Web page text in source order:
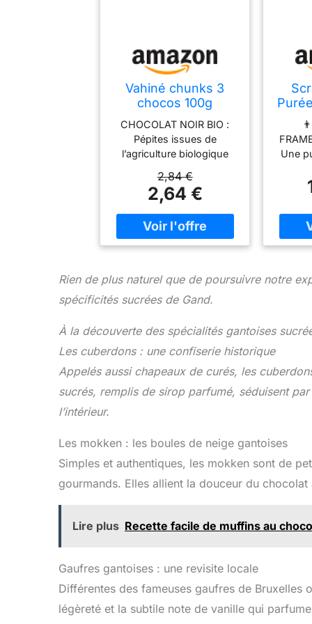
Vahiné chunks 3
chocos 100g
CHOCOLAT NOIR BIO :
Pépites issues de
l’agriculture biologique
cacao, sucre et beurre de
cacao. SANS ARÔME NI
CONSERVATEUR :
Recette simple conforme
à la réglementation en
formulé à partir de beurre
de cacao CONDITIONNÉ
préparées puis
à partir de matières
importées. USAGE
POLYVALENT : À
incorporer dans les pâtes
sur desserts froids.
2,84 €
2,64 €
en
Une
pour
fruits
…et
10 %
fruits
Rien de plus naturel que de poursuivre notre
spécificités sucrées de Gand.
À la découverte des spécialités gantoises
Les cuberdons : une confiserie historique
Appelés aussi chapeaux de curés, les
sucrés, remplis de sirop parfumé, séduisent
l’intérieur.
Les mokken : les boules de neige gantoises
Simples et authentiques, les mokken sont de
gourmands. Elles allient la douceur du
Lire plus Recette facile de muffins au
Gaufres gantoises : une revisite locale
Différentes des fameuses gaufres de Bruxelles
légèreté et la subtile note de vanille qui